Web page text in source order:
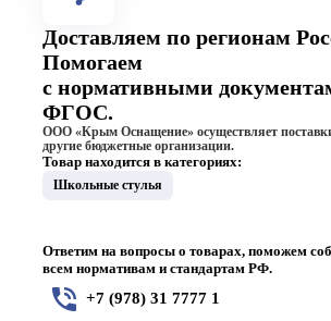
Доставляем по регионам
Помогаем
с нормативными
ФГОС.
ООО «Крым Оснащение» осуществляет
другие бюджетные организации.
Товар находится в категориях:
Школьные стулья
Ответим на вопросы о товарах, поможем
всем нормативам и стандартам РФ.
+7 (978) 31 7777 1